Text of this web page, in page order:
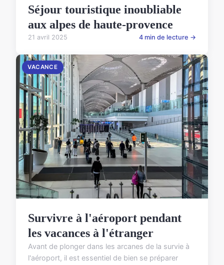
Séjour touristique inoubliable
aux alpes de haute-provence
21 avril 2025 4 min de lecture →
VACANCE
Survivre à l'aéroport pendant
les vacances à l'étranger
Avant de plonger dans les arcanes de la survie à
l'aéroport, il est essentiel de bien se préparer